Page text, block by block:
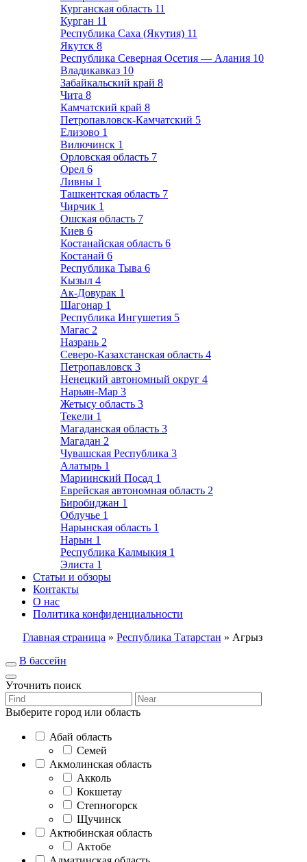
Курганская область 11
Курган 11
Республика Саха (Якутия) 11
Якутск 8
Республика Северная Осетия — Алания 10
Владикавказ 10
Забайкальский край 8
Чита 8
Камчатский край 8
Петропавловск-Камчатский 5
Елизово 1
Вилючинск 1
Орловская область 7
Орел 6
Ливны 1
Ташкентская область 7
Чирчик 1
Ошская область 7
Киев 6
Костанайская область 6
Костанай 6
Республика Тыва 6
Кызыл 4
Ак-Довурак 1
Шагонар 1
Республика Ингушетия 5
Магас 2
Назрань 2
Северо-Казахстанская область 4
Петропавловск 3
Ненецкий автономный округ 4
Нарьян-Мар 3
Жетысу область 3
Текели 1
Магаданская область 3
Магадан 2
Чувашская Республика 3
Алатырь 1
Мариинский Посад 1
Еврейская автономная область 2
Биробиджан 1
Облучье 1
Нарынская область 1
Нарын 1
Республика Калмыкия 1
Элиста 1
Статьи и обзоры
Контакты
О нас
Политика конфиденциальности
Главная страница » Республика Татарстан » Агрыз
В бассейн
Уточнить поиск
Выберите город или область
Абай область
Семей
Акмолинская область
Акколь
Кокшетау
Степногорск
Щучинск
Актюбинская область
Актобе